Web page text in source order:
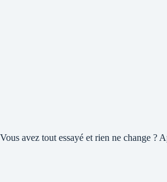
Vous avez tout essayé et rien ne change ?